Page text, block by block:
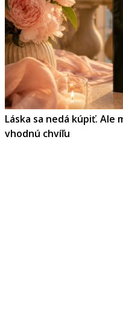
Láska sa nedá kúpiť.
vhodnú chvíľu